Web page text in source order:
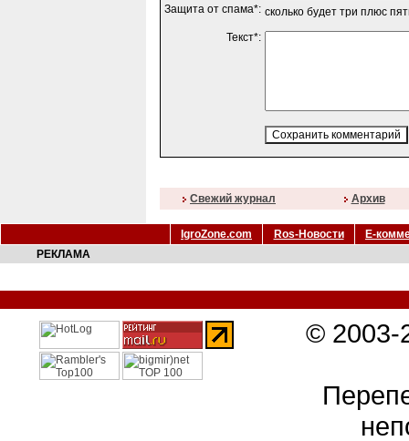
Защита от спама*: сколько будет три плюс
Текст*:
Свежий журнал Архив
IgroZone.com Ros-Новости
Е-
РЕКЛАМА
©